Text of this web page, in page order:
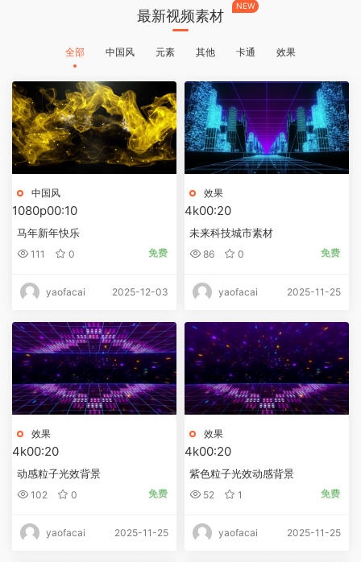
最新视频素材
NEW
全部 中国风 元素 其他 卡通 效果
中国风
1080p00:10
马年新年快乐
111 0 免费
yaofacai 2025-12-03
效果
4k00:20
未来科技城市素材
86 0 免费
yaofacai 2025-11-25
效果
4k00:20
动感粒子光效背景
102 0 免费
yaofacai 2025-11-25
效果
4k00:20
紫色粒子光效动感背景
52 1 免费
yaofacai 2025-11-25